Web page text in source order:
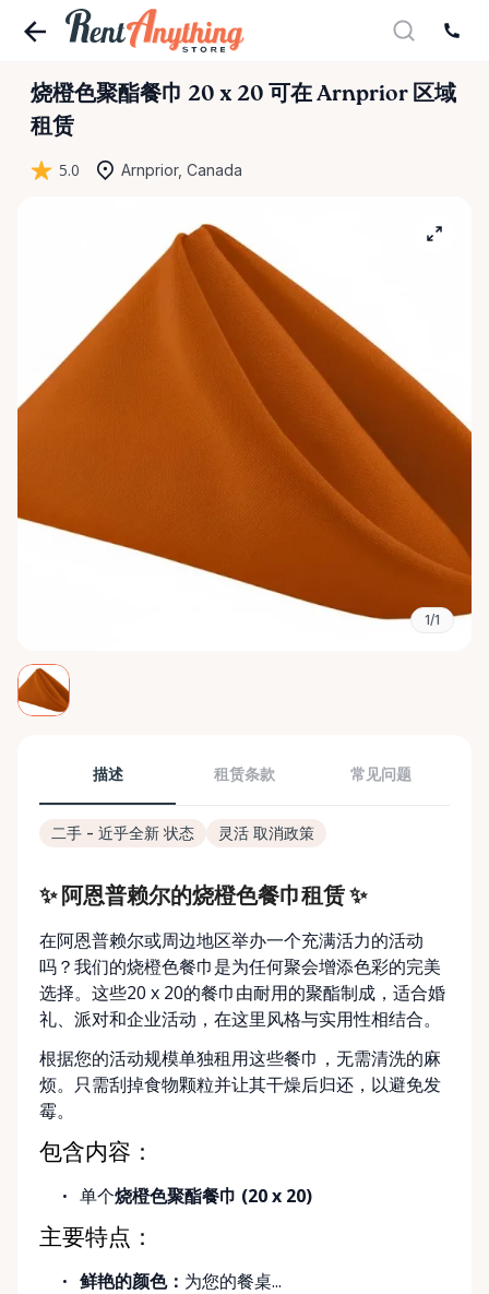
烧橙色聚酯餐巾 20 x 20 可在 Arnprior 区域
租赁
5.0 Arnprior, Canada
1/1
描述 租赁条款 常见问题
二手 - 近乎全新 状态 灵活 取消政策
✨ 阿恩普赖尔的烧橙色餐巾租赁 ✨
在阿恩普赖尔或周边地区举办一个充满活力的活动
吗？我们的烧橙色餐巾是为任何聚会增添色彩的完美
选择。这些20 x 20的餐巾由耐用的聚酯制成，适合婚
礼、派对和企业活动，在这里风格与实用性相结合。
根据您的活动规模单独租用这些餐巾，无需清洗的麻
烦。只需刮掉食物颗粒并让其干燥后归还，以避免发
霉。
包含内容：
单个烧橙色聚酯餐巾 (20 x 20)
主要特点：
鲜艳的颜色： 为您的餐桌...